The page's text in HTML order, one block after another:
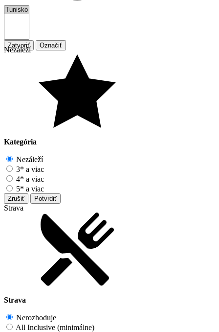
Zatvoriť Označiť
Nezáleží
Kategória
Nezáleží
3* a viac
4* a viac
5* a viac
Zrušiť Potvrdiť
Strava
Strava
Nerozhoduje
All Inclusive (minimálne)